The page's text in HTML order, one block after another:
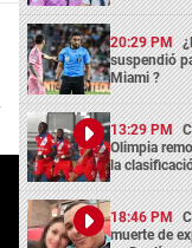
20:29 PM
suspendió
Miami ?
13:29 PM
Olimpia
la
18:46 PM
muerte de